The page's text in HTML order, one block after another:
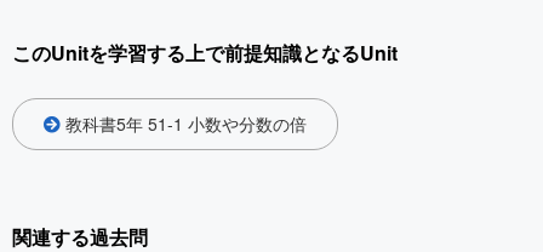
このUnitを学習する上で前提知識となるUnit
教科書5年 51-1 小数や分数の倍
関連する過去問